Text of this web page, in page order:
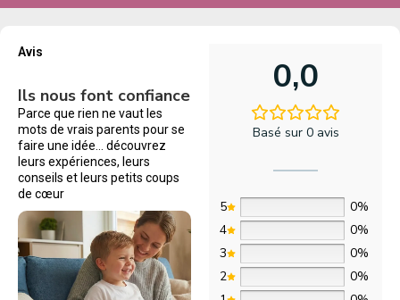
Avis
Ils nous font confiance
Parce que rien ne vaut les
mots de vrais parents pour se
faire une idée… découvrez
leurs expériences, leurs
conseils et leurs petits coups
de cœur
0,0
Basé sur 0 avis
5
0%
4
0%
3
0%
2
0%